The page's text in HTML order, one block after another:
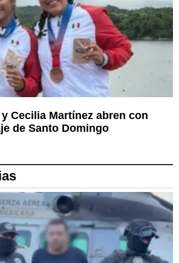
Cecilia Martínez abren con
de Santo Domingo